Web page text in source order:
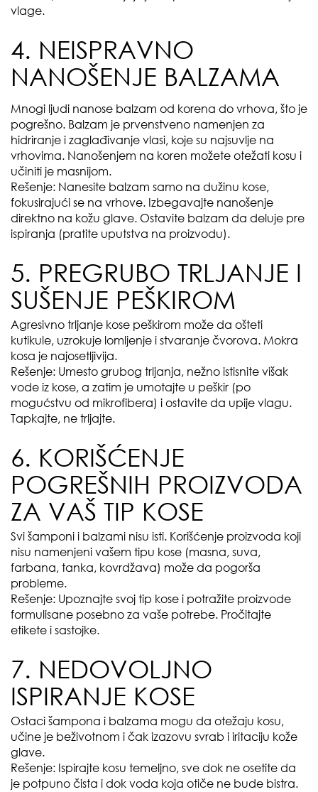
vlage.
4. NEISPRAVNO
NANOŠENJE BALZAMA
Mnogi ljudi nanose balzam od korena do vrhova, što je
pogrešno. Balzam je prvenstveno namenjen za
hidriranje i zaglađivanje vlasi, koje su najsuvlje na
vrhovima. Nanošenjem na koren možete otežati kosu i
učiniti je masnijom.
Rešenje: Nanesite balzam samo na dužinu kose,
fokusirajući se na vrhove. Izbegavajte nanošenje
direktno na kožu glave. Ostavite balzam da deluje pre
ispiranja (pratite uputstva na proizvodu).
5. PREGRUBO TRLJANJE I
SUŠENJE PEŠKIROM
Agresivno trljanje kose peškirom može da ošteti
kutikule, uzrokuje lomljenje i stvaranje čvorova. Mokra
kosa je najosetljivija.
Rešenje: Umesto grubog trljanja, nežno istisnite višak
vode iz kose, a zatim je umotajte u peškir (po
mogućstvu od mikrofibera) i ostavite da upije vlagu.
Tapkajte, ne trljajte.
6. KORIŠĆENJE
POGREŠNIH PROIZVODA
ZA VAŠ TIP KOSE
Svi šamponi i balzami nisu isti. Korišćenje proizvoda koji
nisu namenjeni vašem tipu kose (masna, suva,
farbana, tanka, kovrdžava) može da pogorša
probleme.
Rešenje: Upoznajte svoj tip kose i potražite proizvode
formulisane posebno za vaše potrebe. Pročitajte
etikete i sastojke.
7. NEDOVOLJNO
ISPIRANJE KOSE
Ostaci šampona i balzama mogu da otežaju kosu,
učine je beživotnom i čak izazovu svrab i iritaciju kože
glave.
Rešenje: Ispirajte kosu temeljno, sve dok ne osetite da
je potpuno čista i dok voda koja otiče ne bude bistra.